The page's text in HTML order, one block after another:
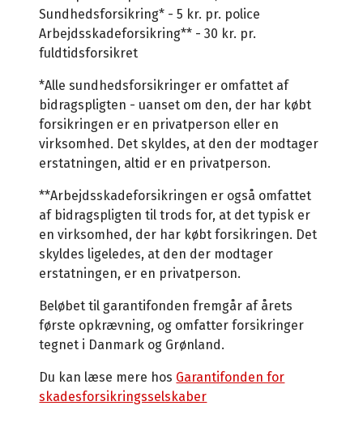
Sundhedsforsikring* - 5 kr. pr. police
Arbejdsskadeforsikring** - 30 kr. pr.
fuldtidsforsikret
*Alle sundhedsforsikringer er omfattet af
bidragspligten - uanset om den, der har købt
forsikringen er en privatperson eller en
virksomhed. Det skyldes, at den der modtager
erstatningen, altid er en privatperson.
**Arbejdsskadeforsikringen er også omfattet
af bidragspligten til trods for, at det typisk er
en virksomhed, der har købt forsikringen. Det
skyldes ligeledes, at den der modtager
erstatningen, er en privatperson.
Beløbet til garantifonden fremgår af årets
første opkrævning, og omfatter forsikringer
tegnet i Danmark og Grønland.
Du kan læse mere hos Garantifonden for
skadesforsikringsselskaber